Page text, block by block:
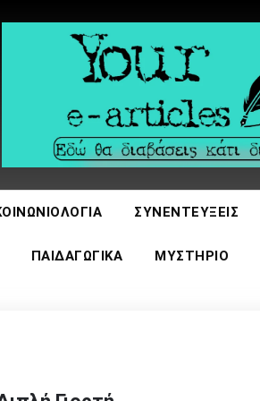
ΣΥΝΕΝΤΕΎΞΕΙΣ
ΠΑΙΔΑΓΩΓΙΚΆ ΜΥΣΤΉΡΙΟ